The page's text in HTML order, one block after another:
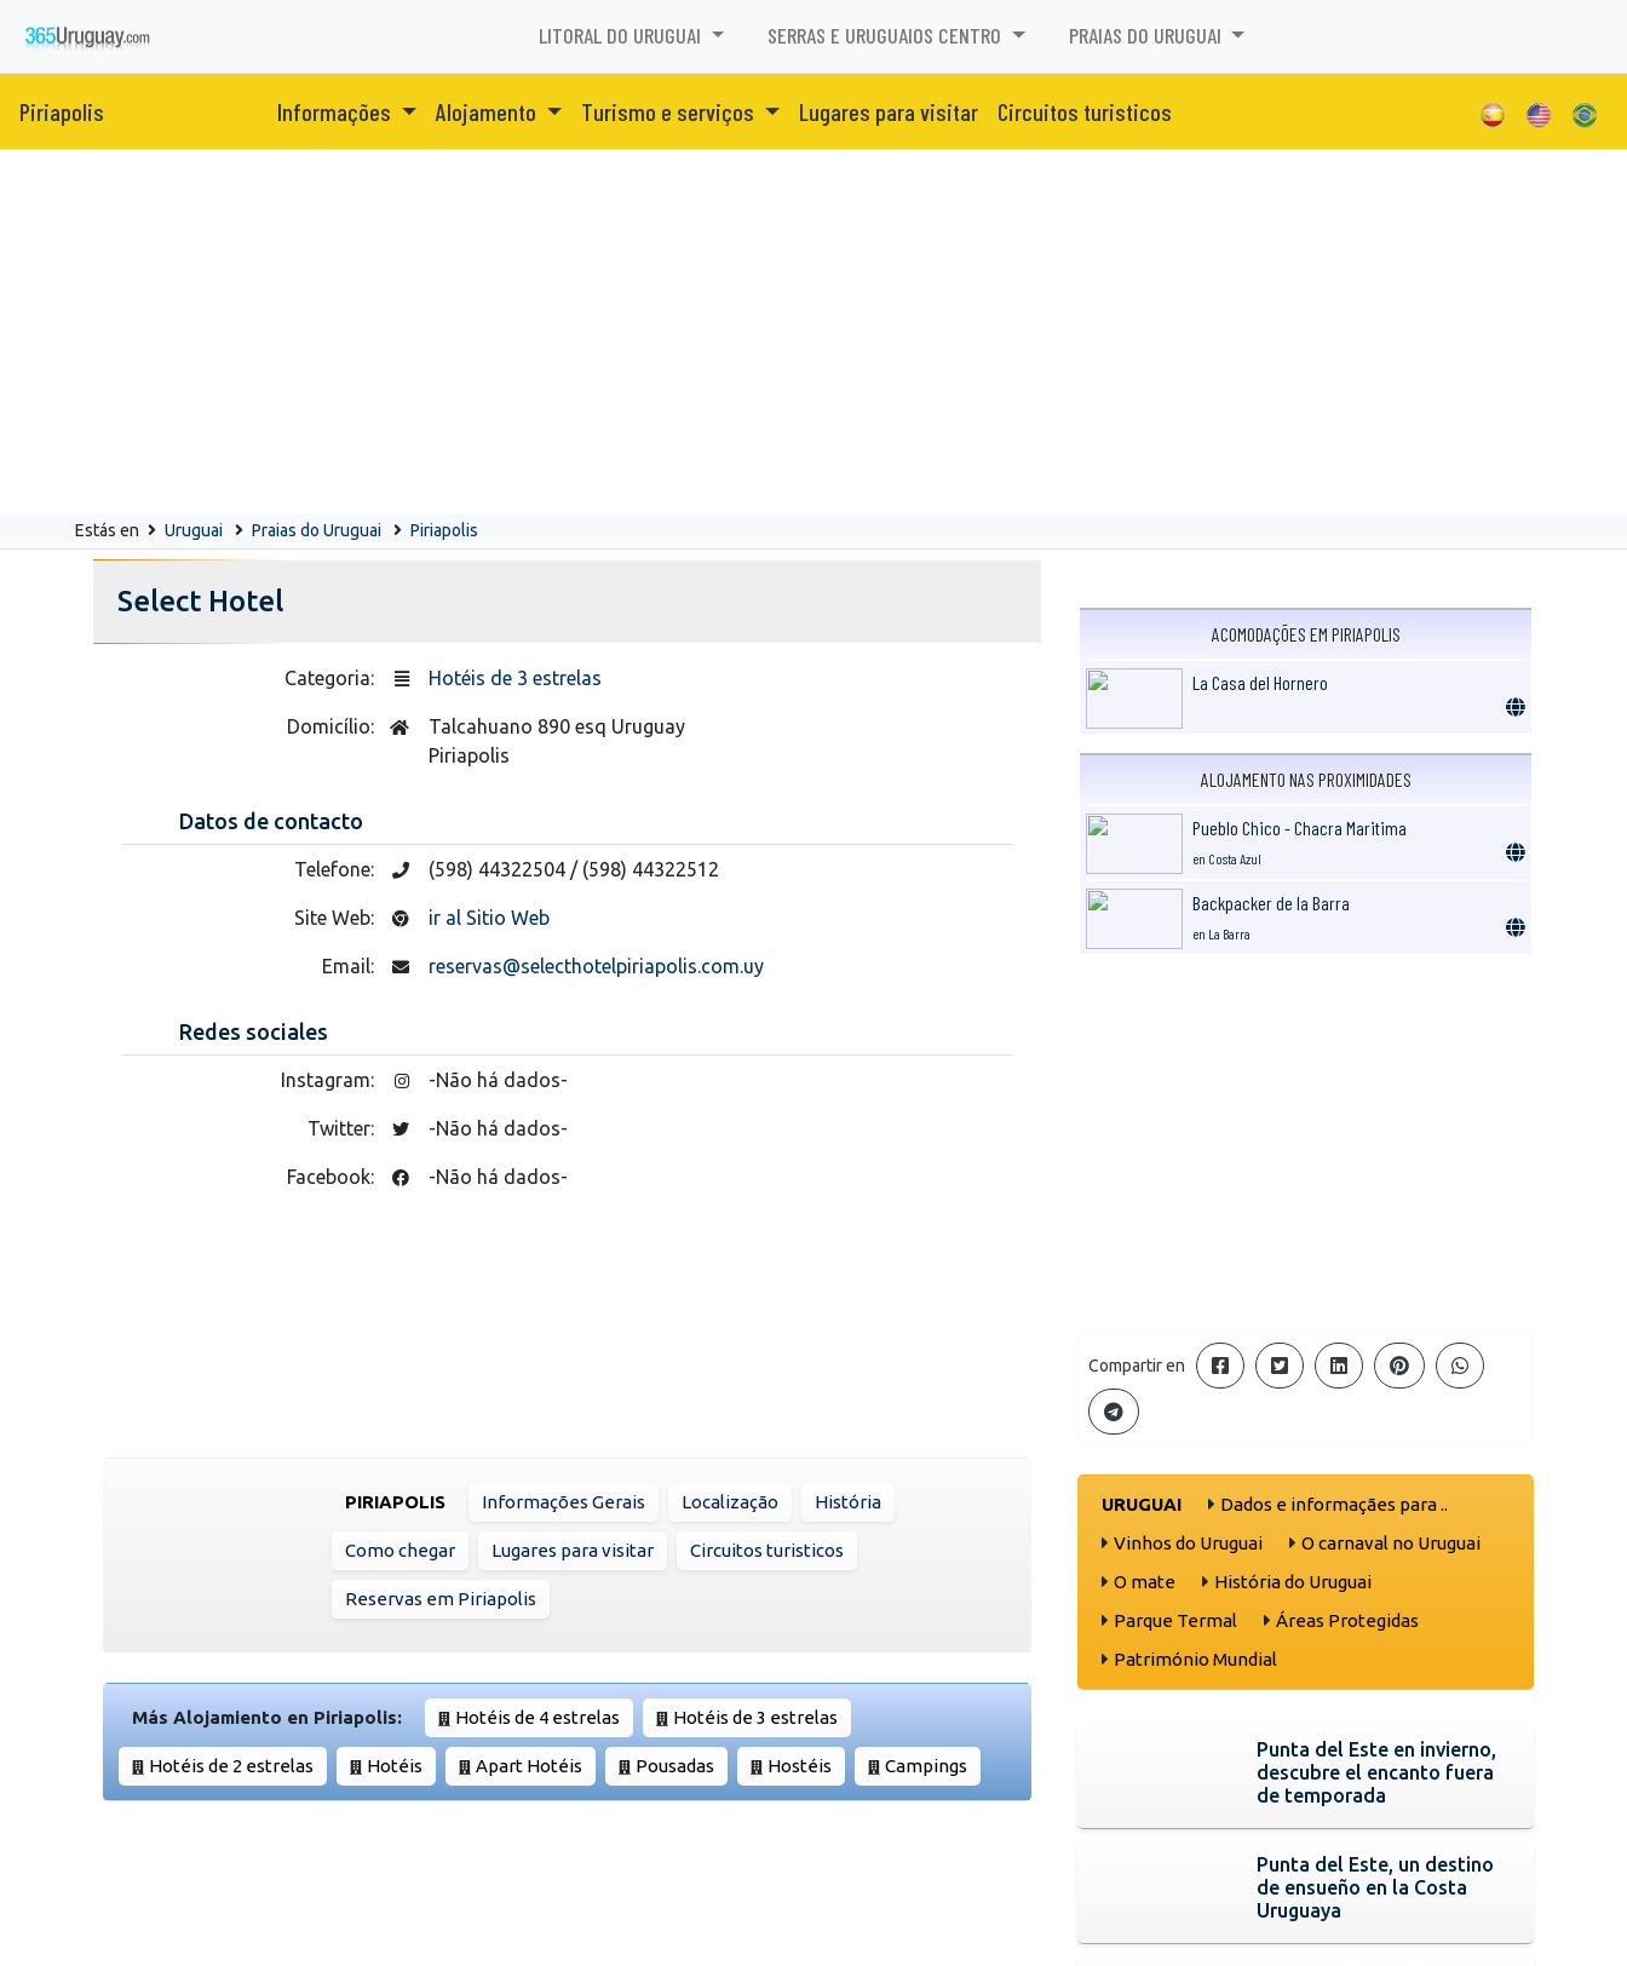
LITORAL DO URUGUAI SERRAS E URUGUAIOS CENTRO PRAIAS DO URUGUAI
Piriapolis Informações Alojamento Turismo e serviços Lugares para visitar Circuitos turisticos
Estás en Uruguai Praias do Uruguai Piriapolis
Select Hotel
Categoria: Hotéis de 3 estrelas
Domicílio:
Talcahuano 890 esq Uruguay
Piriapolis
Datos de contacto
Telefone: (598) 44322504 / (598) 44322512
Site Web: ir al Sitio Web
Email: reservas@selecthotelpiriapolis.com.uy
Redes sociales
Instagram: -Não há dados-
Twitter: -Não há dados-
Facebook: -Não há dados-
PIRIAPOLIS Informações Gerais Localização História
Como chegar Lugares para visitar Circuitos turisticos
Reservas em Piriapolis
Más Alojamiento en Piriapolis: Hotéis de 4 estrelas Hotéis de 3 estrelas
Hotéis de 2 estrelas Hotéis Apart Hotéis Pousadas Hostéis Campings
ACOMODAÇÕES EM PIRIAPOLIS
La Casa del Hornero
ALOJAMENTO NAS PROXIMIDADES
Pueblo Chico - Chacra Maritima
en Costa Azul
Backpacker de la Barra
en La Barra
Compartir en
URUGUAI
Dados e informaçães para ..
Vinhos do Uruguai
O carnaval no Uruguai
O mate
História do Uruguai
Parque Termal
Áreas Protegidas
Património Mundial
Punta del Este en invierno,
descubre el encanto fuera
de temporada
Punta del Este, un destino
de ensueño en la Costa
Uruguaya